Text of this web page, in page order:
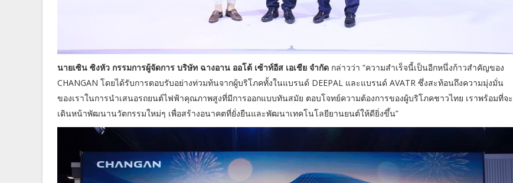
นายเซิน ซิงหัว กรรมการผู้จัดการ บริษัท ฉางอาน ออโต้ เซ้าท์อีส เอเชีย จำกัด กล่าวว่า “ความสำเร็จนี้เป็นอีกหนึ่งก้าวสำคัญของ
CHANGAN โดยได้รับการตอบรับอย่างท่วมท้นจากผู้บริโภคทั้งในแบรนด์ DEEPAL และแบรนด์ AVATR ซึ่งสะท้อนถึงความมุ่งมั่น
ของเราในการนำเสนอรถยนต์ไฟฟ้าคุณภาพสูงที่มีการออกแบบทันสมัย ตอบโจทย์ความต้องการของผู้บริโภคชาวไทย เราพร้อมที่จะ
เดินหน้าพัฒนานวัตกรรมใหม่ๆ เพื่อสร้างอนาคตที่ยั่งยืนและพัฒนาเทคโนโลยียานยนต์ให้ดียิ่งขึ้น”